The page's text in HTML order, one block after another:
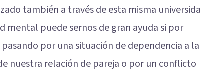
también a través de esta misma
mental puede sernos de gran ayuda si por
por una situación de dependencia a la
nuestra relación de pareja o por un conflicto